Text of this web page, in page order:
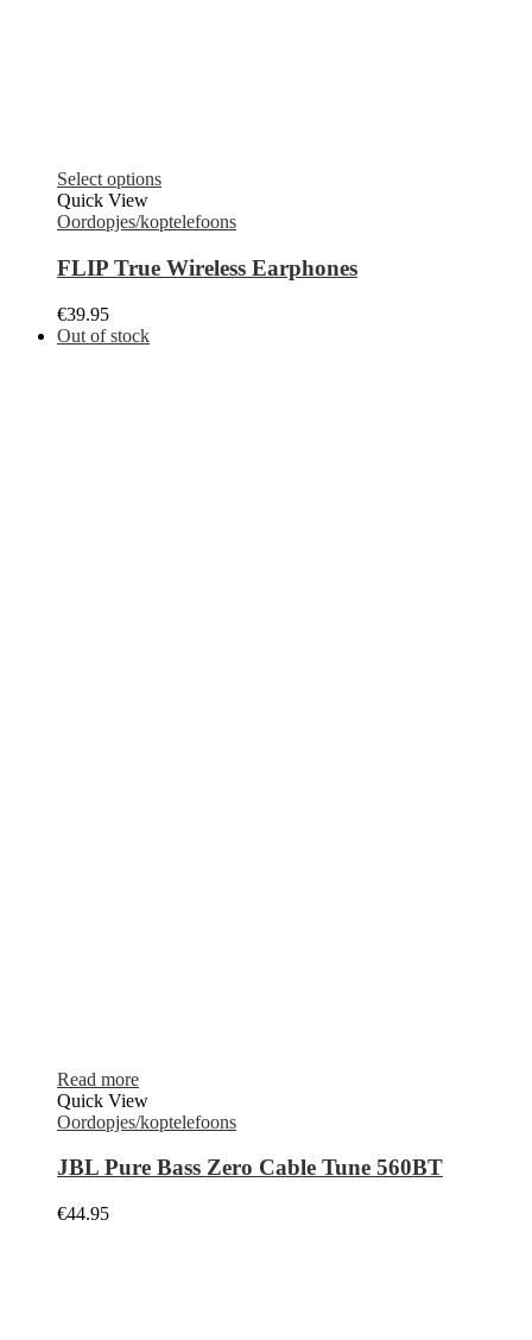
Select options
Quick View
Oordopjes/koptelefoons
FLIP True Wireless Earphones
€39.95
Out of stock
Read more
Quick View
Oordopjes/koptelefoons
JBL Pure Bass Zero Cable Tune 560BT
€44.95